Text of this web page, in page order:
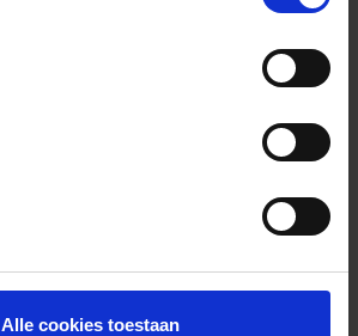
Alle cookies toestaan